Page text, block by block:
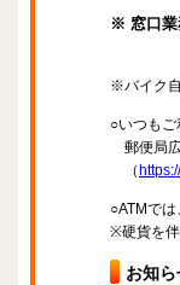
※ 窓口業
※バイク
○いつも
郵便局
（
○ATMで
※硬貨を
お知ら